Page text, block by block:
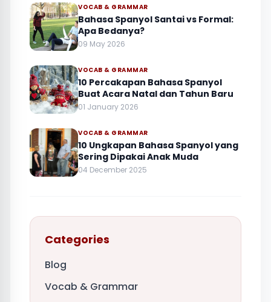
VOCAB & GRAMMAR
Bahasa Spanyol Santai vs Formal:
Apa Bedanya?
09 May 2026
VOCAB & GRAMMAR
10 Percakapan Bahasa Spanyol
Buat Acara Natal dan Tahun Baru
01 January 2026
VOCAB & GRAMMAR
10 Ungkapan Bahasa Spanyol yang
Sering Dipakai Anak Muda
04 December 2025
Categories
Blog
Vocab & Grammar